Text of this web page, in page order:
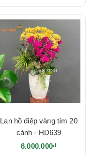
Lan hồ điệp vàng tím 20
cành - HD639
6.000.000₫